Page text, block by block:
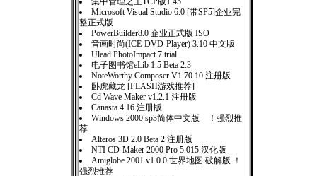
Microsoft Visual Studio 6.0 [带SP5]企业完
整正式版
PowerBuilder8.0 企业正式版 ISO
音画时尚(ICE-DVD-Player) 3.10 中文版
Ulead PhotoImpact 7 trial
电子图书馆eLib 1.5 Beta 2.3
NoteWorthy Composer V1.70.10 注册版
卧虎藏龙 [FLASH游戏推荐]
Cd Wave Maker v1.2.1 注册版
Canasta 4.16 注册版
Windows 2000 sp3简体中文版 ！强烈推
荐
Alteros 3D 2.0 Beta 2 注册版
NTI CD-Maker 2000 Pro 5.015 汉化版
Amiglobe 2001 v1.0.0 世界地图 破解版 ！
强烈推荐